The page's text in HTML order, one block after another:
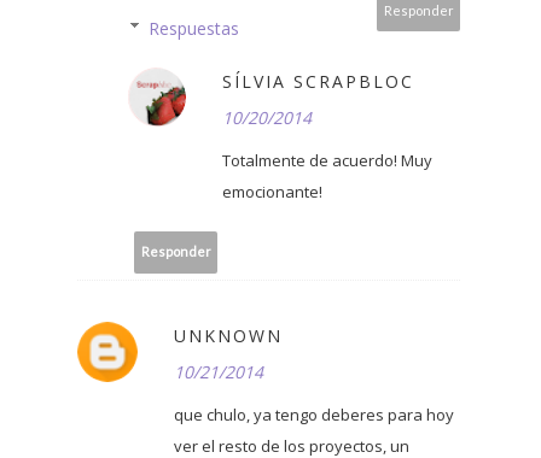
Responder
Respuestas
SÍLVIA SCRAPBLOC
10/20/2014
Totalmente de acuerdo! Muy
emocionante!
Responder
UNKNOWN
10/21/2014
que chulo, ya tengo deberes para hoy
ver el resto de los proyectos, un